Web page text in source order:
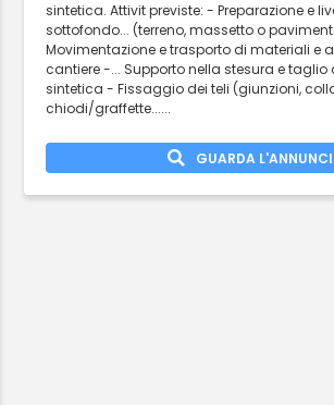
sintetica. Attivit previste: - Preparazione e
sottofondo... (terreno, massetto o
Movimentazione e trasporto di materiali e
cantiere -... Supporto nella stesura e taglio
sintetica - Fissaggio dei teli (giunzioni,
chiodi/graffette......
GUARDA